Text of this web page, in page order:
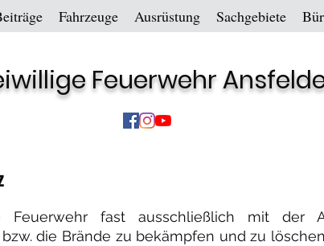
Fahrzeuge Ausrüstung Sachgebiete
Feuerwehr
fast ausschließlich mit der
bzw. die Brände zu bekämpfen und zu